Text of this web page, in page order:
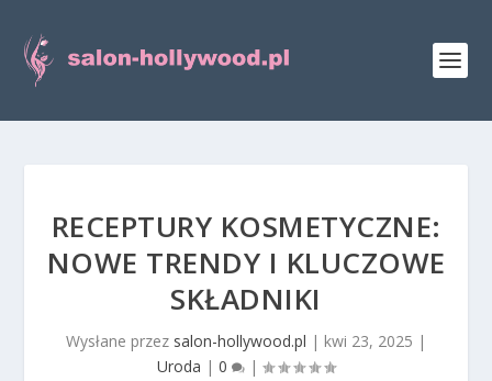
RECEPTURY KOSMETYCZNE:
NOWE TRENDY I KLUCZOWE
SKŁADNIKI
Wysłane przez salon-hollywood.pl | kwi 23, 2025 |
Uroda | 0 |